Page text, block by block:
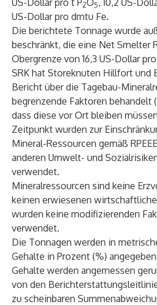
US-Dollar pro t P2O5, 10,2 US-
US-Dollar pro dmtu Fe.
Die berichtete Tonnage wurde
beschränkt, die eine Net Smelter
Obergrenze von 16,3 US-Dollar
SRK hat Storeknuten Hillfort und
Bericht über die Tagebau-
begrenzende Faktoren behandelt
dass diese vor Ort bleiben
Zeitpunkt wurden zur
Mineral-Ressourcen gemäß
anderen Umwelt- und
verwendet.
Mineralressourcen sind keine
keinen erwiesenen
wurden keine modifizierenden
verwendet.
Die Tonnagen werden in
Gehalte in Prozent (%)
Gehalte werden angemessen
von den
zu scheinbaren